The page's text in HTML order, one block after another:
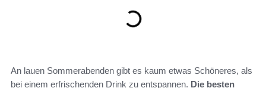
An lauen Sommerabenden gibt es kaum etwas Schöneres, als
bei einem erfrischenden Drink zu entspannen. Die besten